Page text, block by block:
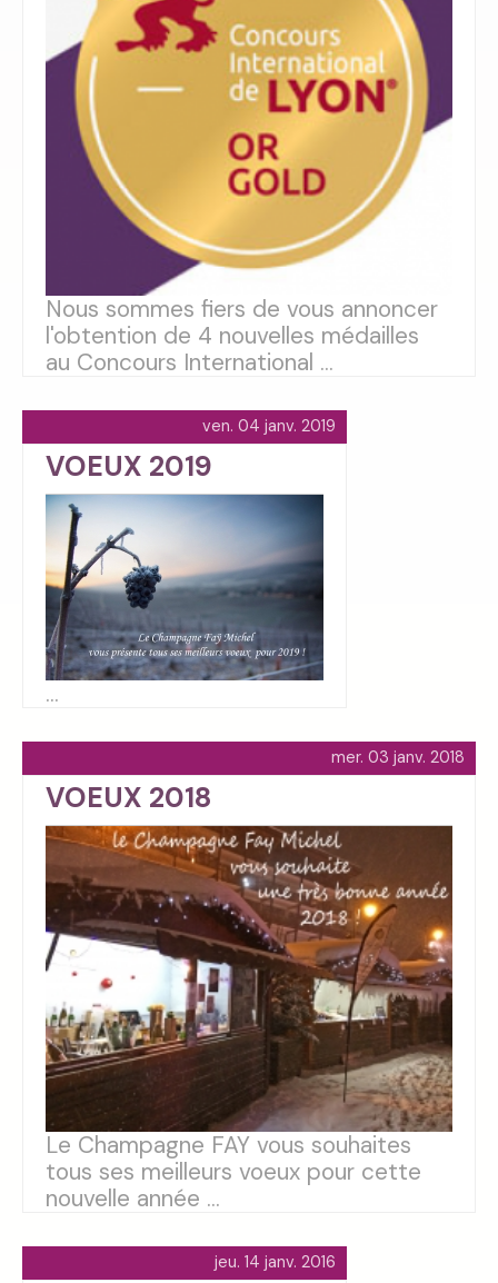
Nous sommes fiers de vous annoncer
l'obtention de 4 nouvelles médailles
au Concours International ...
ven. 04 janv. 2019
VOEUX 2019
...
mer. 03 janv. 2018
VOEUX 2018
Le Champagne FAY vous souhaites
tous ses meilleurs voeux pour cette
nouvelle année ...
jeu. 14 janv. 2016